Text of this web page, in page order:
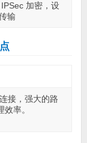
加密，设
输
接，强大的路
率。